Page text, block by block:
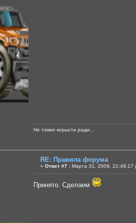
Не токмо корысти ради...
RE: Правила форума
« Ответ #7 : Марта 31, 2009, 21:49:17
Принято. Сделаем